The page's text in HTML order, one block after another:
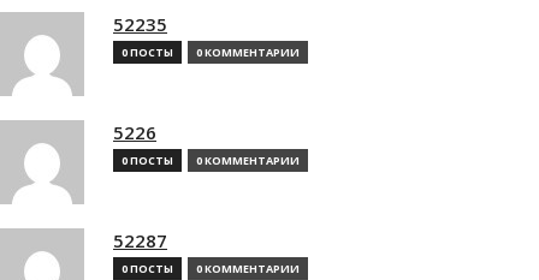
52235
0 ПОСТЫ 0 КОММЕНТАРИИ
5226
0 ПОСТЫ 0 КОММЕНТАРИИ
52287
0 ПОСТЫ 0 КОММЕНТАРИИ